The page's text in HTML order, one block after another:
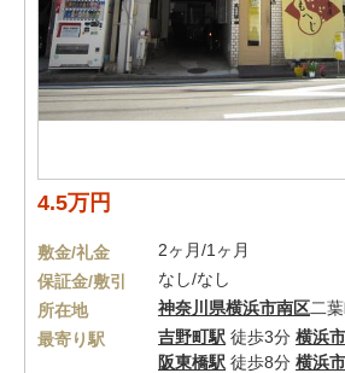
4.5万円
敷金/礼金
2ヶ月/1ヶ月
保証金/敷引
なし/なし
所在地
神奈川県横浜市南区二
最寄り駅
吉野町駅 徒歩3分 横浜
阪東橋駅 徒歩8分 横浜